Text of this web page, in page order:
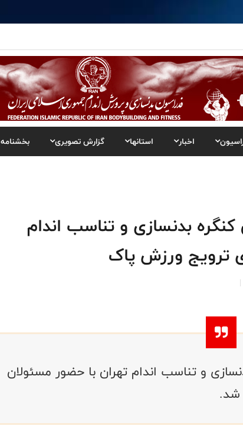
اخبار استانها گزارش تصویری بخشنامه
بدنسازی و تناسب اندام
ترویج ورزش پاک
و تناسب اندام تهران با حضور مسئولان
شد.